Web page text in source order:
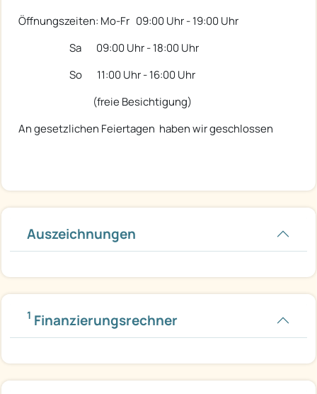
Öffnungszeiten: Mo-Fr 09:00 Uhr - 19:00 Uhr
Sa 09:00 Uhr - 18:00 Uhr
So 11:00 Uhr - 16:00 Uhr
(freie Besichtigung)
An gesetzlichen Feiertagen haben wir geschlossen
Auszeichnungen
1 Finanzierungsrechner